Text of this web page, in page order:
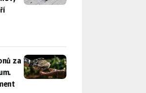
za půdu pro obří datacentrum. Měla
za